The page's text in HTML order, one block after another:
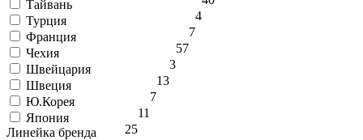
Тайвань
4
Турция
7
Франция
57
Чехия
3
Швейцария
13
Швеция
7
Ю.Корея
11
Япония
25
Линейка бренда